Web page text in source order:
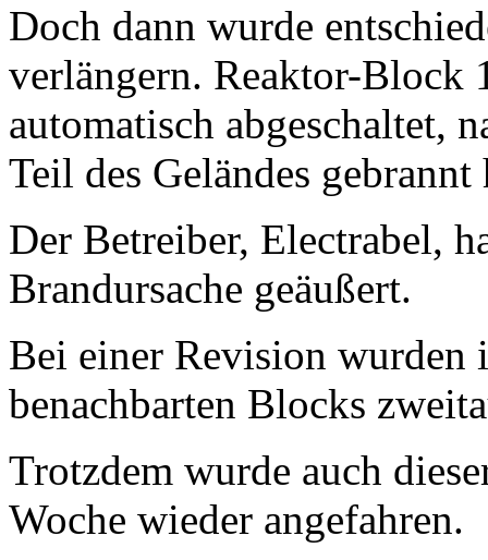
Doch dann wurde
verlängern. Reaktor-Block
automatisch abgeschaltet,
Teil des Geländes gebrannt
Der Betreiber, Electrabel,
Brandursache geäußert.
Bei einer Revision wurden
benachbarten Blocks
Trotzdem wurde auch
Woche wieder angefahren.